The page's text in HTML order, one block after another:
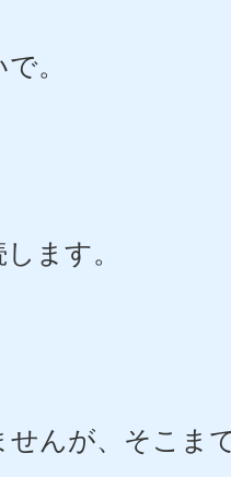
。
ます。
んが、そこま